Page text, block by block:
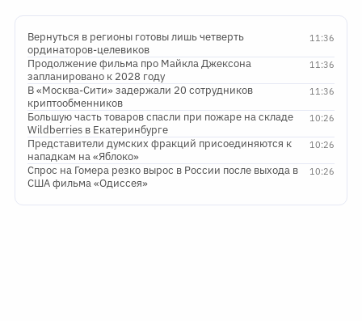
11:36
Вернуться в регионы готовы лишь четверть
ординаторов-целевиков
11:36
Продолжение фильма про Майкла Джексона
запланировано к 2028 году
11:36
В «Москва-Сити» задержали 20 сотрудников
криптообменников
10:26
Большую часть товаров спасли при пожаре на складе
Wildberries в Екатеринбурге
10:26
Представители думских фракций присоединяются к
нападкам на «Яблоко»
10:26
Спрос на Гомера резко вырос в России после выхода в
США фильма «Одиссея»